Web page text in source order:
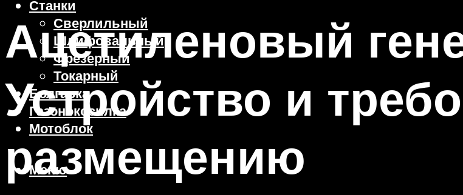
Станки
Сверлильный
Шлифовальный
Фрезерный
Токарный
Болгарка
Газонокосилка
Мотоблок
Меню
Ацетиленовый
Устройство и
размещению